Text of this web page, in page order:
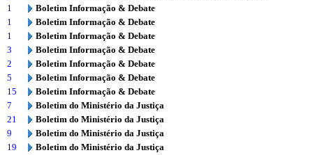
1
Boletim Informação & Debate
1
Boletim Informação & Debate
1
Boletim Informação & Debate
3
Boletim Informação & Debate
2
Boletim Informação & Debate
5
Boletim Informação & Debate
15
Boletim Informação & Debate
7
Boletim do Ministério da Justiça
21
Boletim do Ministério da Justiça
9
Boletim do Ministério da Justiça
19
Boletim do Ministério da Justiça